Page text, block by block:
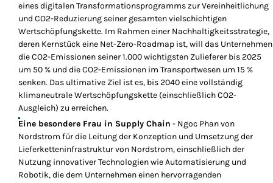
eines digitalen Transformationsprogramms zur Vereinheitlichung
und CO2-Reduzierung seiner gesamten vielschichtigen
Wertschöpfungskette. Im Rahmen einer Nachhaltigkeitsstrategie,
deren Kernstück eine Net-Zero-Roadmap ist, will das Unternehmen
die CO2-Emissionen seiner 1.000 wichtigsten Zulieferer bis 2025
um 50 % und die CO2-Emissionen im Transportwesen um 15 %
senken. Das ultimative Ziel ist es, bis 2040 eine vollständig
klimaneutrale Wertschöpfungskette (einschließlich CO2-
Ausgleich) zu erreichen.
Eine besondere Frau in Supply Chain - Ngoc Phan von
Nordstrom für die Leitung der Konzeption und Umsetzung der
Lieferketteninfrastruktur von Nordstrom, einschließlich der
Nutzung innovativer Technologien wie Automatisierung und
Robotik, die dem Unternehmen einen hervorragenden